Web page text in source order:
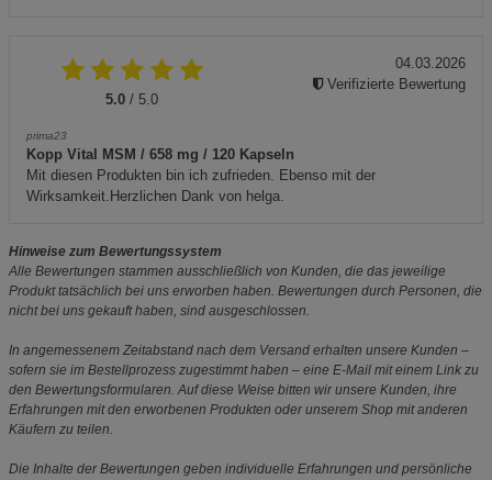
5.0 / 5.0
prima23
Kopp Vital MSM / 658 mg / 120 Kapseln
Mit diesen Produkten bin ich zufrieden. Ebenso mit der
Wirksamkeit.Herzlichen Dank von helga.
04.03.2026
Verifizierte Bewertung
Hinweise zum Bewertungssystem
Alle Bewertungen stammen ausschließlich von Kunden, die das jeweilige
Produkt tatsächlich bei uns erworben haben. Bewertungen durch Personen, die
nicht bei uns gekauft haben, sind ausgeschlossen.
In angemessenem Zeitabstand nach dem Versand erhalten unsere Kunden –
sofern sie im Bestellprozess zugestimmt haben – eine E-Mail mit einem Link zu
den Bewertungsformularen. Auf diese Weise bitten wir unsere Kunden, ihre
Erfahrungen mit den erworbenen Produkten oder unserem Shop mit anderen
Käufern zu teilen.
Die Inhalte der Bewertungen geben individuelle Erfahrungen und persönliche